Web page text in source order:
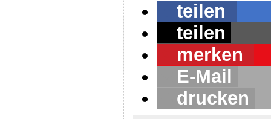
teilen
teilen
merken
E-Mail
drucken